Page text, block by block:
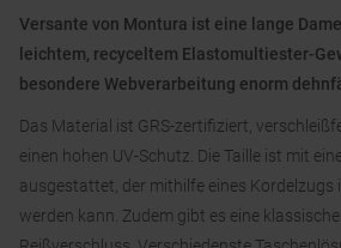
Versante von Montura ist eine lange
leichtem, recyceltem Elastomultiester-
besondere Webverarbeitung enorm
Das Material ist GRS-zertifiziert,
einen hohen UV-Schutz. Die Taille ist mit
ausgestattet, der mithilfe eines Kordelzugs
werden kann. Zudem gibt es eine